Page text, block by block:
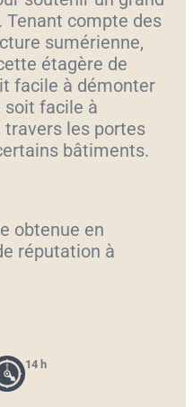
Tenant compte des
sumérienne,
étagère de
facile à démonter
soit facile à
les portes
bâtiments.
obtenue en
réputation à
14 h